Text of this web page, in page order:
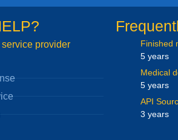
provider
Finished
5 years
Medical
5 years
API
3 years